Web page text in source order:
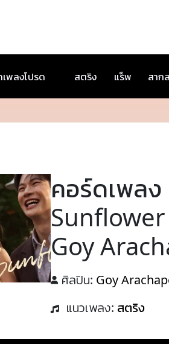
พลงโปรด สตริง แร็พ สากล
คอร์ดเพลง
Sunflower
Goy
ศิลปิน: Goy
แนวเพลง: สตริง